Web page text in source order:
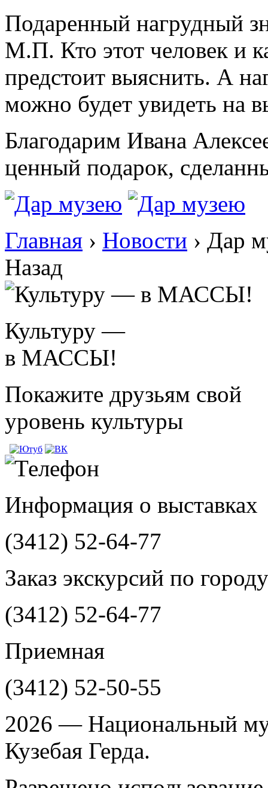
Подаренный нагрудный
М.П. Кто этот человек и
предстоит выяснить. А
можно будет увидеть на
Благодарим Ивана
ценный подарок,
Главная › Новости › Дар
Назад
Культуру —
в МАССЫ!
Покажите друзьям свой
уровень культуры
Информация о выставках
(3412) 52-64-77
Заказ экскурсий по городу
(3412) 52-64-77
Приемная
(3412) 52-50-55
2026 — Национальный
Кузебая Герда.